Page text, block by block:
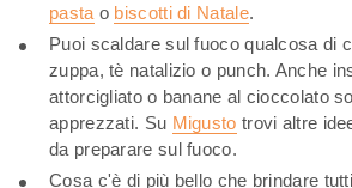
pasta o biscotti di Natale.
Puoi scaldare sul fuoco qualcosa di
zuppa, tè natalizio o punch. Anche
attorcigliato o banane al cioccolato
apprezzati. Su Migusto trovi altre
da preparare sul fuoco.
Cosa c'è di più bello che brindare